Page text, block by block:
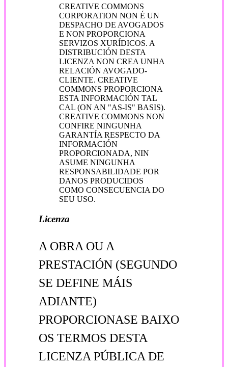
CREATIVE COMMONS
CORPORATION NON É UN
DESPACHO DE AVOGADOS
E NON PROPORCIONA
SERVIZOS XURÍDICOS. A
DISTRIBUCIÓN DESTA
LICENZA NON CREA UNHA
RELACIÓN AVOGADO-
CLIENTE. CREATIVE
COMMONS PROPORCIONA
ESTA INFORMACIÓN TAL
CAL (ON AN "AS-IS" BASIS).
CREATIVE COMMONS NON
CONFIRE NINGUNHA
GARANTÍA RESPECTO DA
INFORMACIÓN
PROPORCIONADA, NIN
ASUME NINGUNHA
RESPONSABILIDADE POR
DANOS PRODUCIDOS
COMO CONSECUENCIA DO
SEU USO.
Licenza
A OBRA OU A
PRESTACIÓN (SEGUNDO
SE DEFINE MÁIS
ADIANTE)
PROPORCIONASE BAIXO
OS TERMOS DESTA
LICENZA PÚBLICA DE